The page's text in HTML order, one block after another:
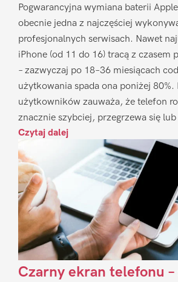
Pogwarancyjna wymiana baterii
obecnie jedna z najczęściej
profesjonalnych serwisach. Nawet
iPhone (od 11 do 16) tracą z czasem
– zazwyczaj po 18–36 miesiącach
użytkowania spada ona poniżej 80%.
użytkowników zauważa, że telefon
znacznie szybciej, przegrzewa się
Czytaj dalej
Czarny ekran telefonu